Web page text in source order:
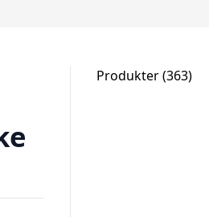
Produkter 363363